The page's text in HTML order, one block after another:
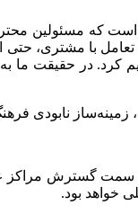
است که مسئولین
با مشتری،
کرد. در حقیقت ما
نابودی
به سمت گسترش
خواهد بود.